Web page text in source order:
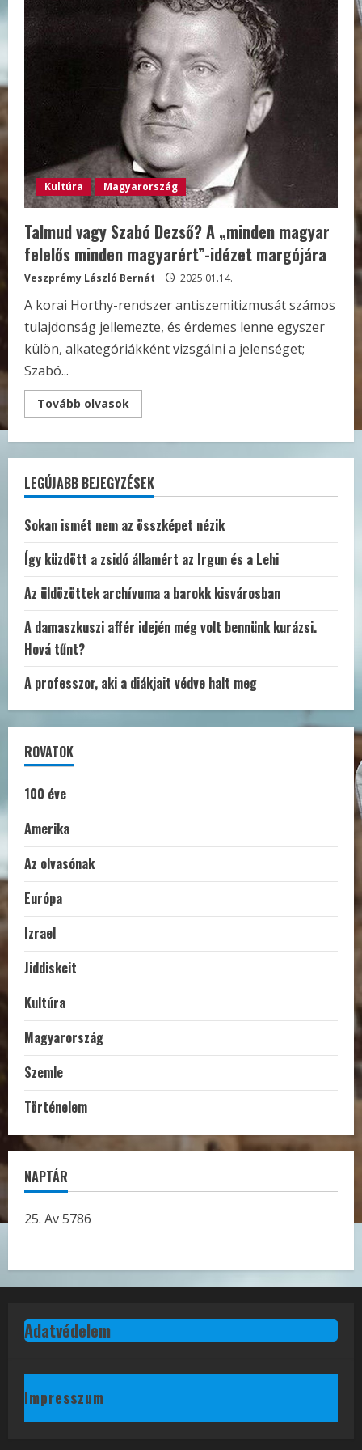
Kultúra Magyarország
Talmud vagy Szabó Dezső? A „minden magyar
felelős minden magyarért”-idézet margójára
Veszprémy László Bernát 2025.01.14.
A korai Horthy-rendszer antiszemitizmusát számos
tulajdonság jellemezte, és érdemes lenne egyszer
külön, alkategóriákként vizsgálni a jelenséget;
Szabó...
Tovább olvasok
more
Szabó
Dezső?
A
„minden
felelős
minden
magyarért”-
idézet
margójára
LEGÚJABB BEJEGYZÉSEK
Sokan ismét nem az összképet nézik
Így küzdött a zsidó államért az Irgun és a Lehi
Az üldözöttek archívuma a barokk kisvárosban
A damaszkuszi affér idején még volt bennünk kurázsi.
Hová tűnt?
A professzor, aki a diákjait védve halt meg
ROVATOK
100 éve
Amerika
Az olvasónak
Európa
Izrael
Jiddiskeit
Kultúra
Magyarország
Szemle
Történelem
NAPTÁR
25. Av 5786
Adatvédelem
Impresszum